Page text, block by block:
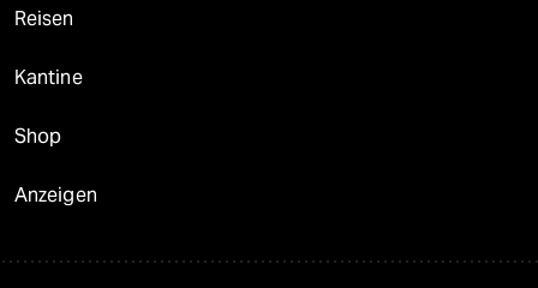
Reisen
Kantine
Shop
Anzeigen